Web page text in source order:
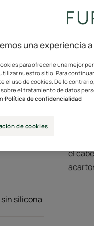
sin silicona
Este
Su
el
una experiencia
para ofrecerle una mejor
nuestro sitio. Para
el uso de cookies. De lo
el tratamiento de datos
Política de confidencialidad
de cookies